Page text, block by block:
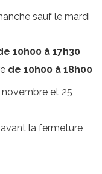
sauf le mardi
10h00 à 17h30
de 10h00 à 18h00
novembre et 25
la fermeture